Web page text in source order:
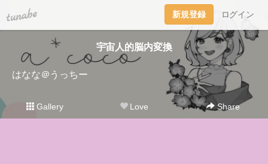
tuna.be 新規登録 ログイン
宇宙人的脳内変換
はなな＠うっちー
Gallery Love Share